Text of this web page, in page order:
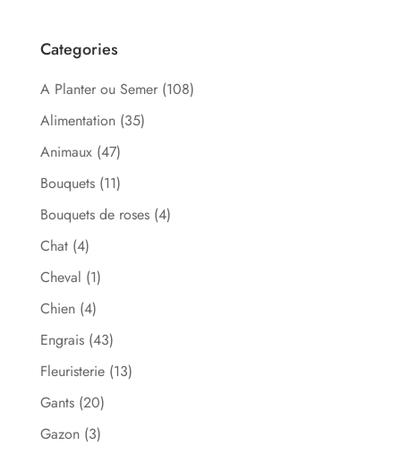
Categories
A Planter ou Semer (108)
Alimentation (35)
Animaux (47)
Bouquets (11)
Bouquets de roses (4)
Chat (4)
Cheval (1)
Chien (4)
Engrais (43)
Fleuristerie (13)
Gants (20)
Gazon (3)